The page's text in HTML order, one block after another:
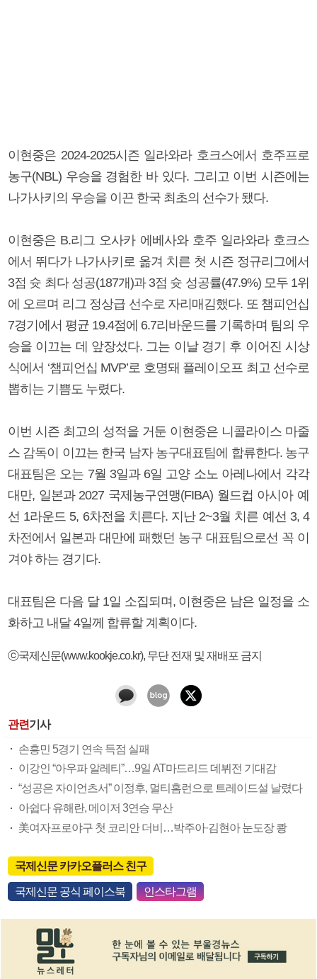
이현중은 2024-2025시즌 일라와라 호크스에서 호주프로
농구(NBL) 우승을 경험한 바 있다. 그리고 이번 시즌에는
나가사키의 우승을 이끈 한국 최초의 선수가 됐다.
이현중은 B.리그 오사카 에베사와 호주 일라와라 호크스
에서 뛰다가 나가사키로 옮겨 치른 첫 시즌 정규리그에서
3점 슛 최다 성공(187개)과 3점 슛 성공률(47.9%) 모두 1위
에 오르며 리그 정상급 선수로 자리매김했다. 또 챔피언십
7경기에서 평균 19.4점에 6.7리바운드를 기록하며 팀의 우
승을 이끄는 데 앞장섰다. 그는 이날 경기 후 이어진 시상
식에서 ‘챔피언십 MVP’로 호명돼 플레이오프 최고 선수로
뽑히는 기쁨도 누렸다.
이번 시즌 최고의 성적을 거둔 이현중은 니콜라이스 마줄
스 감독이 이끄는 한국 남자 농구대표팀에 합류한다. 농구
대표팀은 오는 7월 3일과 6일 고양 소노 아레나에서 각각
대만, 일본과 2027 국제농구연맹(FIBA) 월드컵 아시아 예
선 1라운드 5, 6차전을 치른다. 지난 2~3월 치른 예선 3, 4
차전에서 일본과 대만에 패했던 농구 대표팀으로선 꼭 이
겨야 하는 경기다.
대표팀은 다음 달 1일 소집되며, 이현중은 남은 일정을 소
화하고 내달 4일께 합류할 계획이다.
ⓒ국제신문(www.kookje.co.kr), 무단 전재 및 재배포 금지
관련기사
손흥민 5경기 연속 득점 실패
이강인 “아우파 알레티”…9일 AT마드리드 데뷔전 기대감
“성공은 자이언츠서” 이정후, 멀티홈런으로 트레이드설 날렸다
아쉽다 유해란, 메이저 3연승 무산
美여자프로야구 첫 코리안 더비…박주아·김현아 눈도장 쾅
국제신문 카카오플러스 친구
국제신문 공식 페이스북 인스타그램